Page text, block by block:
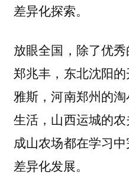
差异化探索。
放眼全国，除了优
郑兆丰，东北沈阳
雅斯，河南郑州的
生活，山西运城的
成山农场都在学习
差异化发展。